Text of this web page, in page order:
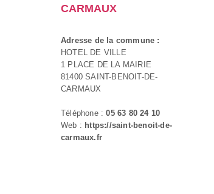
CARMAUX
Adresse de la commune :
HOTEL DE VILLE
1 PLACE DE LA MAIRIE
81400 SAINT-BENOIT-DE-
CARMAUX
Téléphone :05 63 80 24 10
Web : https://saint-benoit-de-
carmaux.fr